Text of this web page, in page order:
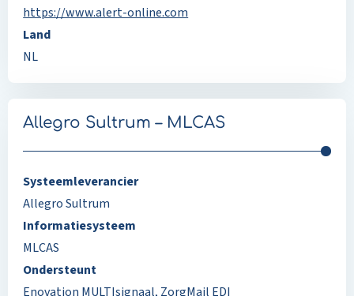
https://www.alert-online.com
Land
NL
Allegro Sultrum – MLCAS
Systeemleverancier
Allegro Sultrum
Informatiesysteem
MLCAS
Ondersteunt
Enovation MULTIsignaal, ZorgMail EDI